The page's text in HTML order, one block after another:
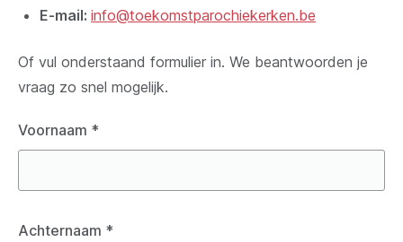
E-mail: info@toekomstparochiekerken.be
Of vul onderstaand formulier in. We beantwoorden je
vraag zo snel mogelijk.
Voornaam *
Achternaam *